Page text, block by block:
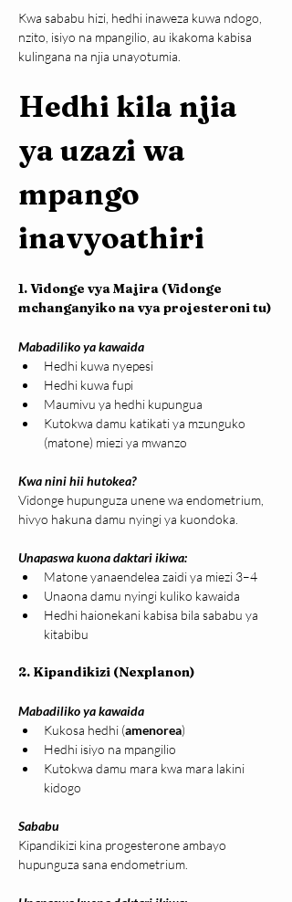
Kwa sababu hizi, hedhi inaweza kuwa ndogo,
nzito, isiyo na mpangilio, au ikakoma kabisa
kulingana na njia unayotumia.
Hedhi kila njia
ya uzazi wa
mpango
inavyoathiri
1. Vidonge vya Majira (Vidonge
mchanganyiko na vya projesteroni tu)
Mabadiliko ya kawaida
Hedhi kuwa nyepesi
Hedhi kuwa fupi
Maumivu ya hedhi kupungua
Kutokwa damu katikati ya mzunguko
(matone) miezi ya mwanzo
Kwa nini hii hutokea?
Vidonge hupunguza unene wa endometrium,
hivyo hakuna damu nyingi ya kuondoka.
Unapaswa kuona daktari ikiwa:
Matone yanaendelea zaidi ya miezi 3–4
Unaona damu nyingi kuliko kawaida
Hedhi haionekani kabisa bila sababu ya
kitabibu
2. Kipandikizi (Nexplanon)
Mabadiliko ya kawaida
Kukosa hedhi (amenorea)
Hedhi isiyo na mpangilio
Kutokwa damu mara kwa mara lakini
kidogo
Sababu
Kipandikizi kina progesterone ambayo
hupunguza sana endometrium.